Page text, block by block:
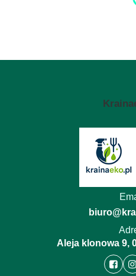
Aleja klonowa 9,